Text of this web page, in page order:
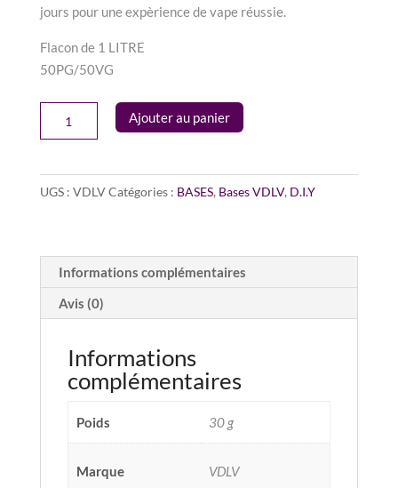
jours pour une expèrience de vape réussie.
Flacon de 1 LITRE
50PG/50VG
de
NEUTRE
1
VDLV
Ajouter au panier
UGS : VDLVCatégories : BASES, Bases VDLV, D.I.Y
Informations complémentaires
Avis (0)
Informations
complémentaires
Poids 30 g
Marque VDLV